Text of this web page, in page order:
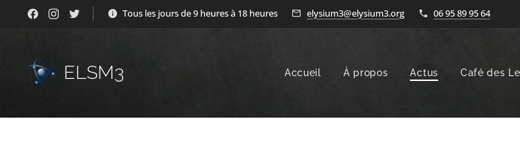
Tous les jours de 9 heures à 18 heures elysium3@elysium3.org 06 95 89 95 64
ELSM3 Accueil À propos Actus Café des